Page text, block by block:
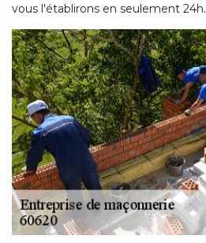
vous l'établirons en seulement 24h.